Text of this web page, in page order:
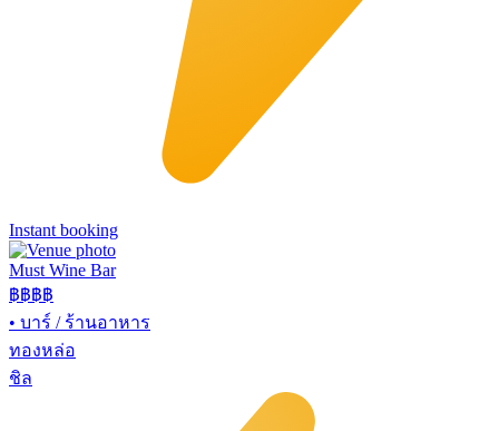
Instant booking
Must Wine Bar
฿฿฿฿
• บาร์ / ร้านอาหาร
ทองหล่อ
ชิล